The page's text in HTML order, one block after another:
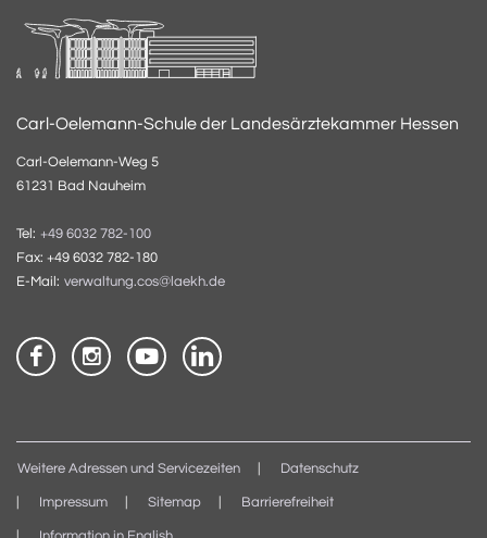
Carl-Oelemann-Schule der Landesärztekammer Hessen
Carl-Oelemann-Weg 5
61231 Bad Nauheim
Tel: +49 6032 782-100
Fax: +49 6032 782-180
E-Mail: verwaltung.cos@laekh.de
Weitere Adressen und Servicezeiten Datenschutz
Impressum Sitemap Barrierefreiheit